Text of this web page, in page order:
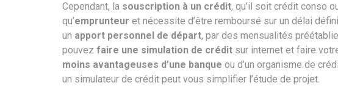
Cependant, la souscription à un crédit, qu’il soit crédit conso
qu’emprunteur et nécessite d’être remboursé sur un délai
un apport personnel de départ, par des mensualités
pouvez faire une simulation de crédit sur internet et faire
moins avantageuses d’une banque ou d’un organisme de
un simulateur de crédit peut vous simplifier l’étude de projet.